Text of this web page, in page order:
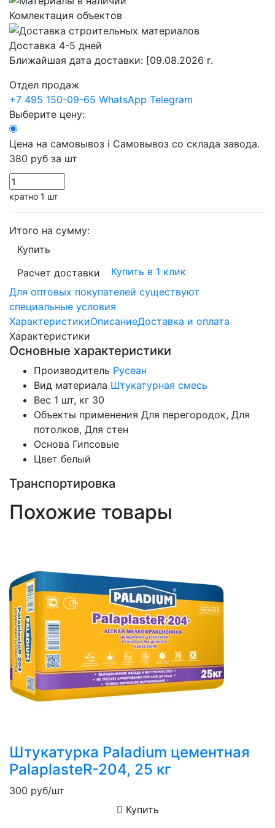
Комлектация объектов
Доставка 4-5 дней
Ближайшая дата доставки: [09.08.2026 г.
Отдел продаж
+7 495 150-09-65 WhatsApp Telegram
Выберите цену:
Цена на самовывоз i Самовывоз со склада завода.
380 руб за шт
кратно 1 шт
Итого на сумму:
Купить
Расчет доставки
Купить в 1 клик
Для оптовых покупателей существуют
специальные условия
ХарактеристикиОписаниеДоставка и оплата
Характеристики
Основные характеристики
Производитель Русеан
Вид материала Штукатурная смесь
Вес 1 шт, кг 30
Объекты применения Для перегородок, Для
потолков, Для стен
Основа Гипсовые
Цвет белый
Транспортировка
Похожие товары
Штукатурка Paladium цементная
PalaplasteR-204, 25 кг
300 руб/шт
Купить